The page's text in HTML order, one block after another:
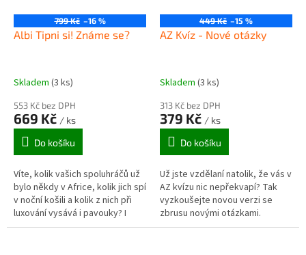
799 Kč –16 %
Albi Tipni si! Známe se?
Skladem (3 ks)
553 Kč bez DPH
669 Kč / ks
Do košíku
Víte, kolik vašich spoluhráčů už
bylo někdy v Africe, kolik jich spí
v noční košili a kolik z nich při
luxování vysává i pavouky? I
kdybyste to nevěděli, můžete si
449 Kč –15 %
AZ Kvíz - Nové otázky
Skladem (3 ks)
313 Kč bez DPH
379 Kč / ks
Do košíku
Už jste vzdělaní natolik, že vás v
AZ kvízu nic nepřekvapí? Tak
vyzkoušejte novou verzi se
zbrusu novými otázkami.